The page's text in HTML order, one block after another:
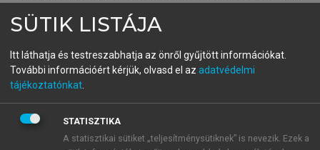
fiókoddal,vagy hozz létre új fiókot.
A regisztráció után apróbaidőszakautomatikusan
BELÉPÉS SAJÁT FIÓKKAL
SÜTIK LISTÁJA
Itt láthatja és testreszabhatja az önről gyűjtött információkat.
További információért kérjük, olvasd el az adatvédelmi
tájékoztatónkat
STATISZTIKA
A statisztikai sütiket „teljesítménysütiknek” is nevezik. Ezek a